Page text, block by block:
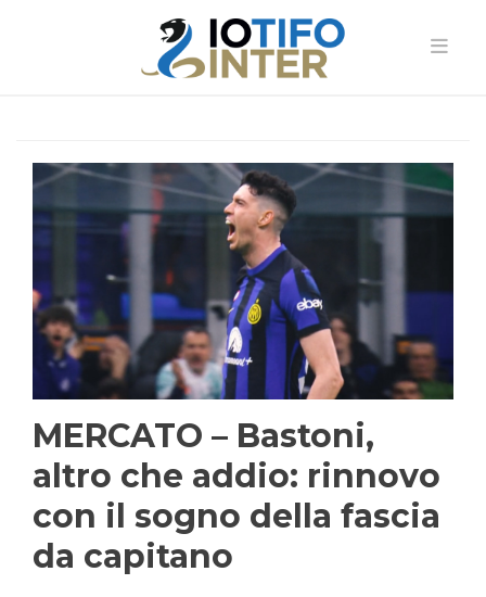
MERCATO – Bastoni,
altro che addio: rinnovo
con il sogno della fascia
da capitano